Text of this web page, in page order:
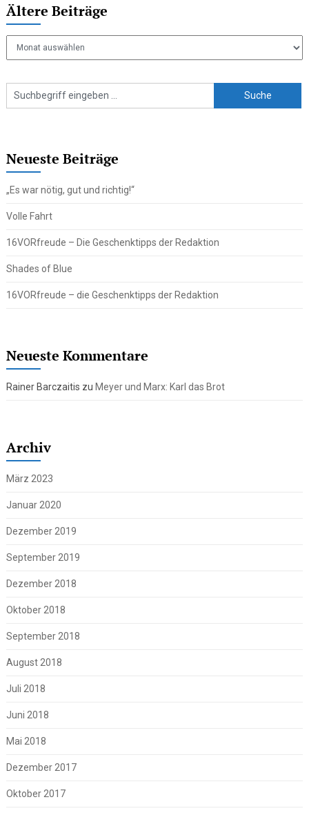
Ältere Beiträge
Neueste Beiträge
„Es war nötig, gut und richtig!“
Volle Fahrt
16VORfreude – Die Geschenktipps der Redaktion
Shades of Blue
16VORfreude – die Geschenktipps der Redaktion
Neueste Kommentare
Rainer Barczaitis zu Meyer und Marx: Karl das Brot
Archiv
März 2023
Januar 2020
Dezember 2019
September 2019
Dezember 2018
Oktober 2018
September 2018
August 2018
Juli 2018
Juni 2018
Mai 2018
Dezember 2017
Oktober 2017